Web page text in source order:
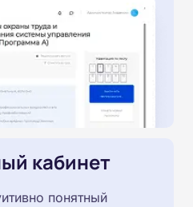
кабинет
понятный